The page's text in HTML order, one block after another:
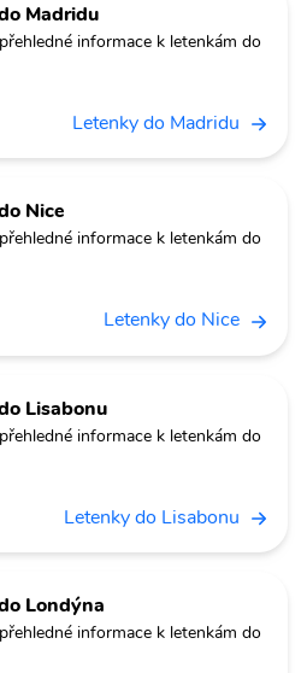
Madridu
informace k letenkám do
Letenky do Madridu
Nice
informace k letenkám do
Letenky do Nice
Lisabonu
informace k letenkám do
Letenky do Lisabonu
Londýna
informace k letenkám do